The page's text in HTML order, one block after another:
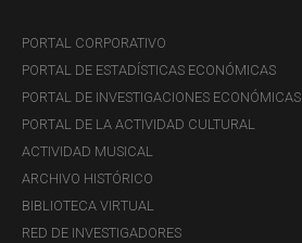
PORTAL CORPORATIVO
PORTAL DE ESTADÍSTICAS ECONÓMICAS
PORTAL DE INVESTIGACIONES ECONÓMICAS
PORTAL DE LA ACTIVIDAD CULTURAL
ACTIVIDAD MUSICAL
ARCHIVO HISTÓRICO
BIBLIOTECA VIRTUAL
RED DE INVESTIGADORES